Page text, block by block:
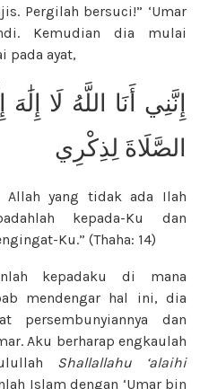
Pergilah bersuci!” ‘Umar
Kemudian dia mulai
pada ayat,
إِنَّنِي أَنَا اللَّهُ لَا
الصَّلَاةَ لِذِكْرِي
Allah yang tidak ada Ilah
kepada-Ku dan
Ku.” (Thaha: 14)
kepadaku di mana
mendengar hal ini, dia
persembunyiannya dan
Aku berharap engkaulah
Shallallahu ‘alaihi
Islam dengan ‘Umar bin